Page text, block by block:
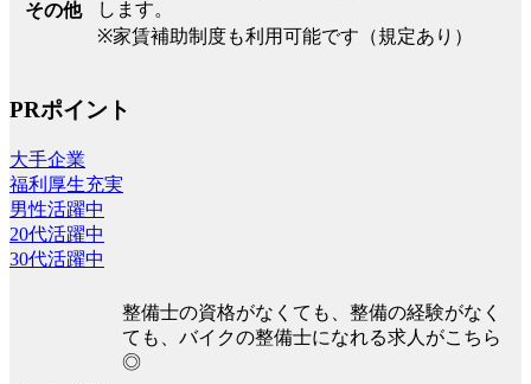
その他
します。
※家賃補助制度も利用可能です（規定あり）
PRポイント
大手企業
福利厚生充実
男性活躍中
20代活躍中
30代活躍中
整備士の資格がなくても、整備の経験がなく
ても、バイクの整備士になれる求人がこちら
◎